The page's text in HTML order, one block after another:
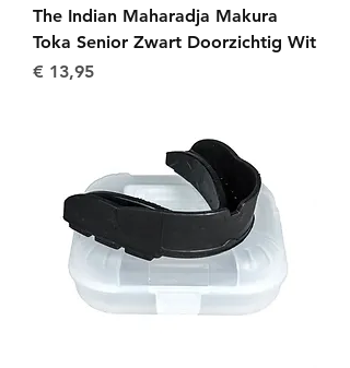
The Indian Maharadja Makura
Toka Senior Zwart Doorzichtig Wit
Prijs
€ 13,95